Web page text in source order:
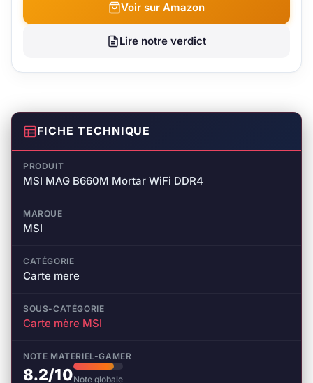
Voir sur Amazon
Lire notre verdict
FICHE TECHNIQUE
PRODUIT
MSI MAG B660M Mortar WiFi DDR4
MARQUE
MSI
CATÉGORIE
Carte mere
SOUS-CATÉGORIE
Carte mère MSI
NOTE MATERIEL-GAMER
8.2/10Note globale